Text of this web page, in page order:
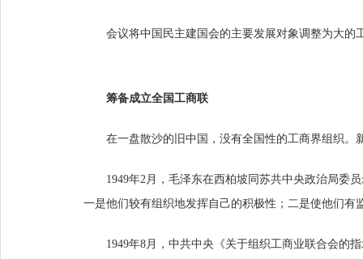
会议将中国民主建国会的主要发展对象调整为大
筹备成立全国工商联
在一盘散沙的旧中国，没有全国性的工商界组织
1949年2月，毛泽东在西柏坡同苏共中央政治局委
一是他们较有组织地发挥自己的积极性；二是使他们有
1949年8月，中共中央《关于组织工商业联合会的